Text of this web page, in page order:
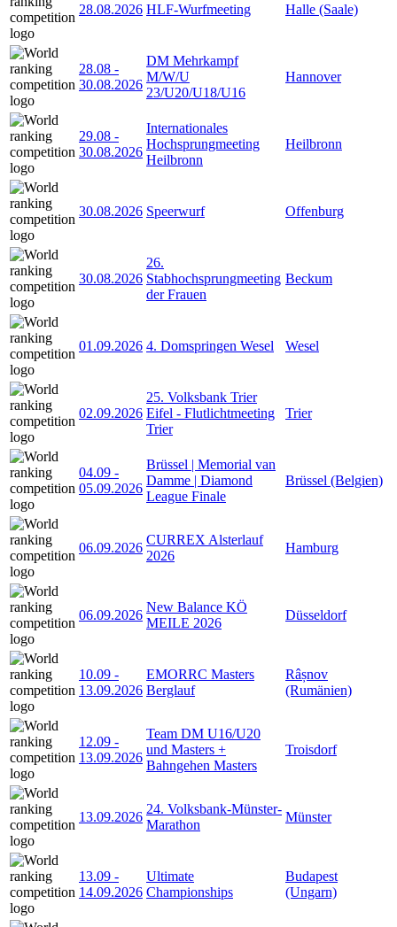
28.08.2026 HLF-Wurfmeeting Halle (Saale)
28.08 -
30.08.2026
DM Mehrkampf
M/W/U
23/U20/U18/U16
Hannover
29.08 -
30.08.2026
Internationales
Hochsprungmeeting
Heilbronn
Heilbronn
30.08.2026 Speerwurf Offenburg
30.08.2026
26.
Stabhochsprungmeeting
der Frauen
Beckum
01.09.2026 4. Domspringen Wesel Wesel
02.09.2026
25. Volksbank Trier
Eifel - Flutlichtmeeting
Trier
Trier
04.09 -
05.09.2026
Brüssel | Memorial van
Damme | Diamond
League Finale
Brüssel (Belgien)
06.09.2026
CURREX Alsterlauf
2026
Hamburg
06.09.2026
New Balance KÖ
MEILE 2026
Düsseldorf
10.09 -
13.09.2026
EMORRC Masters
Berglauf
Râșnov
(Rumänien)
12.09 -
13.09.2026
Team DM U16/U20
und Masters +
Bahngehen Masters
Troisdorf
13.09.2026
24. Volksbank-Münster-
Marathon
Münster
13.09 -
14.09.2026
Ultimate
Championships
Budapest
(Ungarn)